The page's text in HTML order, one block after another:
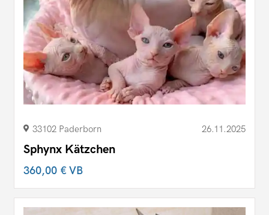
33102 Paderborn 26.11.2025
Sphynx Kätzchen
360,00 €VB